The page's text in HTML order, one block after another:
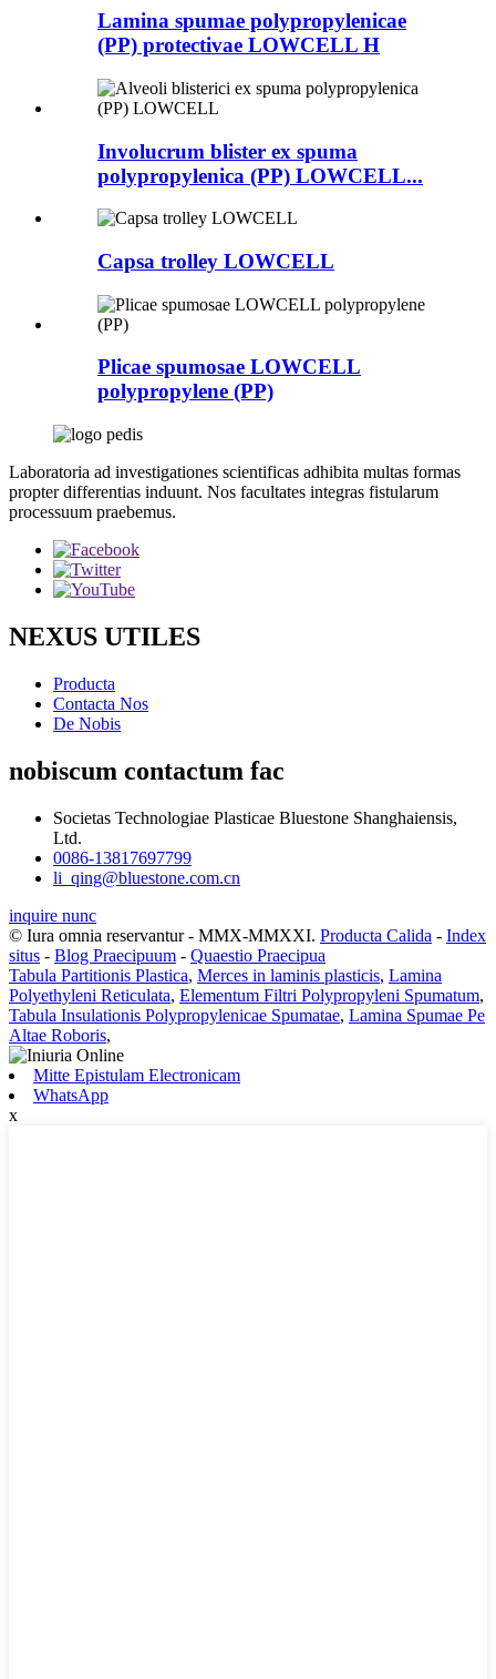
Lamina spumae polypropylenicae
(PP) protectivae LOWCELL H
Involucrum blister ex spuma
polypropylenica (PP) LOWCELL...
Capsa trolley LOWCELL
Plicae spumosae LOWCELL
polypropylene (PP)
Laboratoria ad investigationes scientificas adhibita multas formas
propter differentias induunt. Nos facultates integras fistularum
processuum praebemus.
NEXUS UTILES
Producta
Contacta Nos
De Nobis
nobiscum contactum fac
Societas Technologiae Plasticae Bluestone Shanghaiensis,
Ltd.
0086-13817697799
li_qing@bluestone.com.cn
inquire nunc
© Iura omnia reservantur - MMX-MMXXI. Producta Calida - Index
situs - Blog Praecipuum - Quaestio Praecipua
Tabula Partitionis Plastica, Merces in laminis plasticis, Lamina
Polyethyleni Reticulata, Elementum Filtri Polypropyleni Spumatum,
Tabula Insulationis Polypropylenicae Spumatae, Lamina Spumae Pe
Altae Roboris,
Mitte Epistulam Electronicam
WhatsApp
x